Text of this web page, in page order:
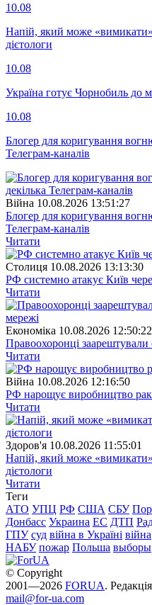
10.08
Напій, який може
дієтологи
10.08
Україна готує Чорнобиль до
10.08
Блогер для коригування
Телеграм-каналів
Війна 10.08.2026 13:51:27
Блогер для коригування
Телеграм-каналів
Читати
Столиця 10.08.2026 13:13:30
РФ системно атакує Київ
Читати
Економіка 10.08.2026 12:50:22
Правоохоронці заарештували
Читати
Війна 10.08.2026 12:16:50
РФ нарощує виробництво
Читати
Здоров'я 10.08.2026 11:55:01
Напій, який може
дієтологи
Читати
Теги
АТО УПЦ РФ США СБУ
Донбасс Украина ЕС ДТП
ГПУ суд війна в Україні війна
НАБУ пожар Польша выборы
© Copyright
2001—2026 FORUA.
mail@for-ua.com